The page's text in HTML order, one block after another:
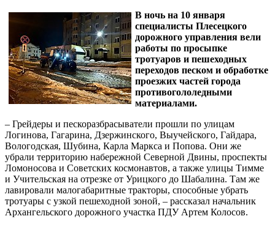
В ночь на 10 января
специалисты Плесецкого
дорожного управления вели
работы по просыпке
тротуаров и пешеходных
переходов песком и обработке
проезжих частей города
противогололедными
материалами.
– Грейдеры и пескоразбрасыватели прошли по улицам
Логинова, Гагарина, Дзержинского, Выучейского, Гайдара,
Вологодская, Шубина, Карла Маркса и Попова. Они же
убрали территорию набережной Северной Двины, проспекты
Ломоносова и Советских космонавтов, а также улицы Тимме
и Учительская на отрезке от Урицкого до Шабалина. Там же
лавировали малогабаритные тракторы, способные убрать
тротуары с узкой пешеходной зоной, – рассказал начальник
Архангельского дорожного участка ПДУ Артем Колосов.